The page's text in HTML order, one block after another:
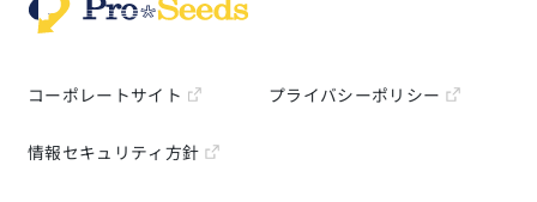
コーポレートサイト プライバシーポリシー
情報セキュリティ方針